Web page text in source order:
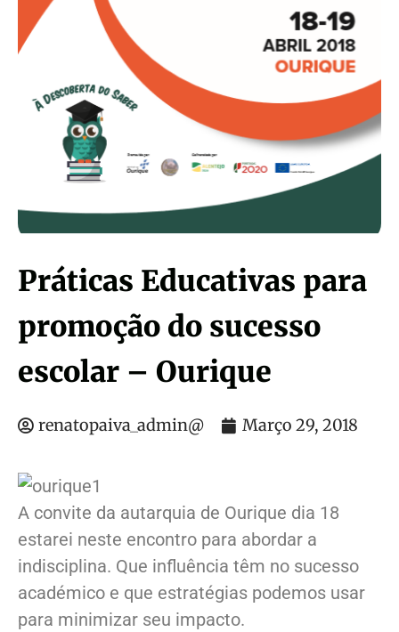
Práticas Educativas para
promoção do sucesso
escolar – Ourique
renatopaiva_admin@ Março 29, 2018
A convite da autarquia de Ourique dia 18
estarei neste encontro para abordar a
indisciplina. Que influência têm no sucesso
académico e que estratégias podemos usar
para minimizar seu impacto.